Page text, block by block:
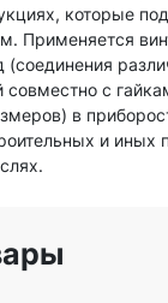
которые
Применяется
совместно с
в
и иных